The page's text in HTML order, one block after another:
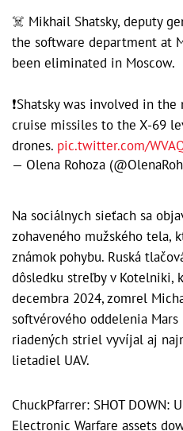
☠️ Mikhail Shatsky, deputy
the software department at
been eliminated in Moscow.
❗️Shatsky was involved in
cruise missiles to the X-69
drones. pic.twitter.com/
— Olena Rohoza
Na sociálnych sieťach sa
zohaveného mužského tela,
známok pohybu. Ruská
dôsledku streľby v Kotelniki,
decembra 2024, zomrel
softvérového oddelenia Mars
riadených striel vyvíjal aj
lietadiel UAV.
ChuckPfarrer: SHOT DOWN:
Electronic Warfare assets